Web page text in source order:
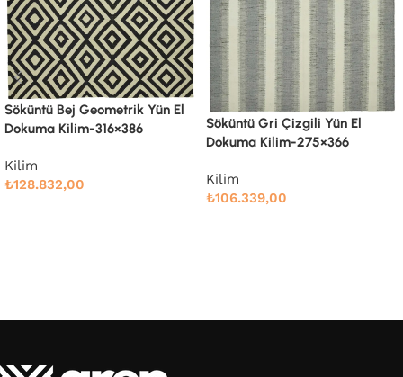
Söküntü Gri Çizgili Yün El
Kilim
Söküntü Gri Geometrik Yün El
Kilim